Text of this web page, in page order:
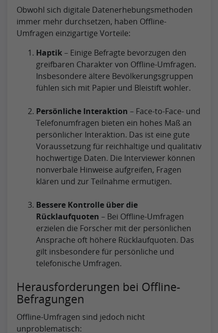
Obwohl sich digitale Datenerhebungsmethoden
immer mehr durchsetzen, haben Offline-
Umfragen einzigartige Vorteile:
Haptik– Einige Befragte bevorzugen den
greifbaren Charakter von Offline-Umfragen.
Insbesondere ältere Bevölkerungsgruppen
fühlen sich mit Papier und Bleistift wohler.
Persönliche Interaktion – Face-to-Face- und
Telefonumfragen bieten ein hohes Maß an
persönlicher Interaktion. Das ist eine gute
Voraussetzung für reichhaltige und qualitativ
hochwertige Daten. Die Interviewer können
nonverbale Hinweise aufgreifen, Fragen
klären und zur Teilnahme ermutigen.
Bessere Kontrolle über die
Rücklaufquoten – Bei Offline-Umfragen
erzielen die Forscher mit der persönlichen
Ansprache oft höhere Rücklaufquoten. Das
gilt insbesondere für persönliche und
telefonische Umfragen.
Herausforderungen bei Offline-
Befragungen
Offline-Umfragen sind jedoch nicht
unproblematisch: